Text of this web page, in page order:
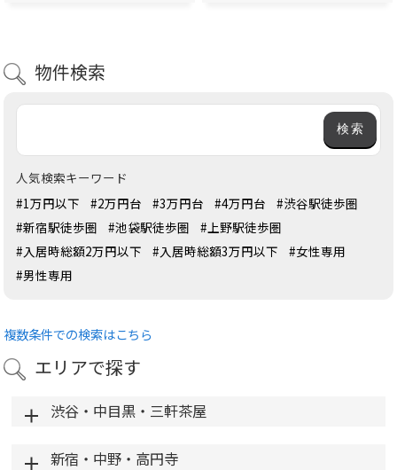
物件検索
人気検索キーワード
#1万円以下
#2万円台 #3万円台 #4万円台
#渋谷駅徒歩圏
#新宿駅徒歩圏
#池袋駅徒歩圏
#上野駅徒歩圏
#入居時総額2万円以下
#入居時総額3万円以下
#女性専用
#男性専用
複数条件での検索はこちら
エリアで探す
渋谷・中目黒・三軒茶屋
新宿・中野・高円寺